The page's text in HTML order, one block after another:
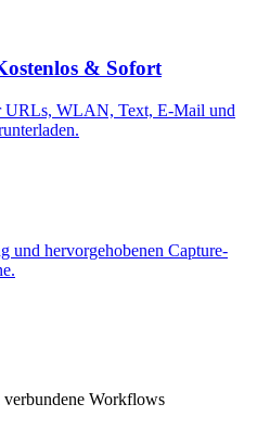
& Sofort
URLs, WLAN, Text, E-Mail und
und hervorgehobenen Capture-
Workflows